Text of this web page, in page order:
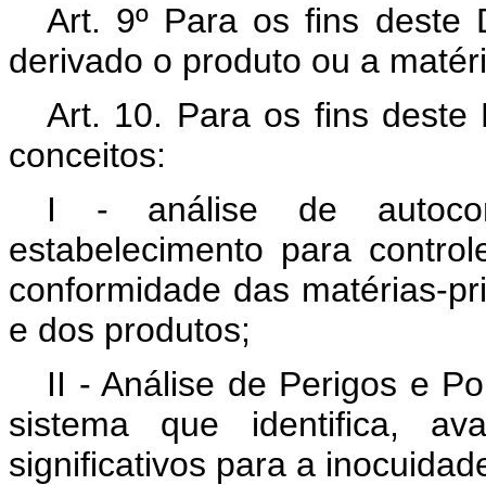
Art. 9º Para os fins deste
derivado o produto ou a
Art. 10. Para os fins deste
conceitos:
I - análise de
estabelecimento para
conformidade das matérias-
e dos produtos;
II - Análise de Perigos e
sistema que identifica,
significativos para a